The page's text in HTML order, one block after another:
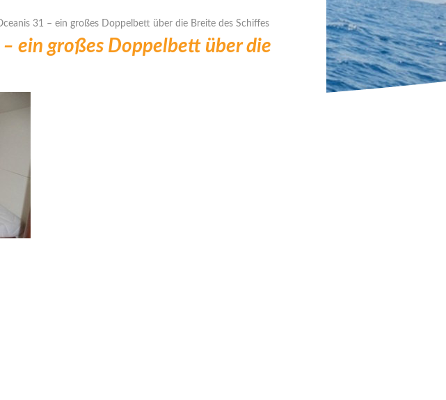
31 – ein großes Doppelbett über die Breite des Schiffes
ein großes Doppelbett über die